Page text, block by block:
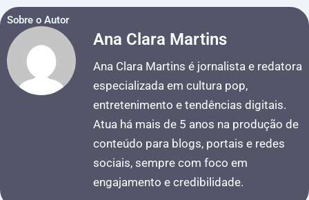
Sobre o Autor
Ana Clara Martins
Ana Clara Martins é jornalista e redatora
especializada em cultura pop,
entretenimento e tendências digitais.
Atua há mais de 5 anos na produção de
conteúdo para blogs, portais e redes
sociais, sempre com foco em
engajamento e credibilidade.